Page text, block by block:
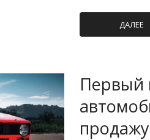
ДАЛЕЕ
Первый
продажу